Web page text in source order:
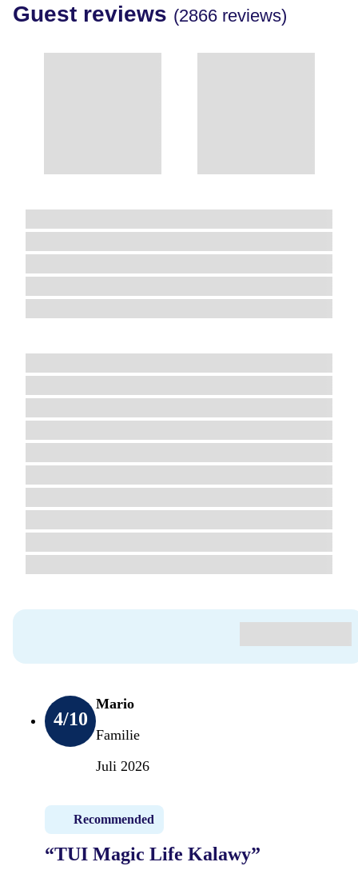
Guest reviews (2866 reviews)
4/10
Mario
Familie
Juli 2026
Recommended
“TUI Magic Life Kalawy”